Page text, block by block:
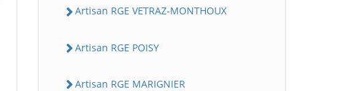
Artisan RGE VETRAZ-MONTHOUX
Artisan RGE POISY
Artisan RGE MARIGNIER